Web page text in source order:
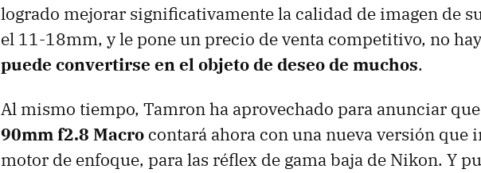
logrado mejorar significativamente la calidad de imagen de
el 11-18mm, y le pone un precio de venta competitivo, no
puede convertirse en el objeto de deseo de muchos.
Al mismo tiempo, Tamron ha aprovechado para anunciar
90mm f2.8 Macro contará ahora con una nueva versión que
motor de enfoque, para las réflex de gama baja de Nikon. Y